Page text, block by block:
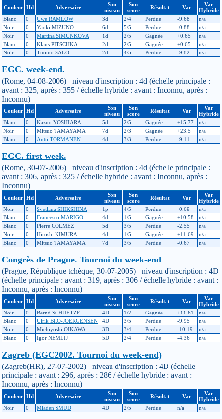
Couleur Hd Adversaire
Son
niveau
Son
score
Résultat Var
Var
Hybride
Blanc
0 Uwe RAMLOW 3d 2/4 Perdue -9.68
n/a
Noir
0 Yaoki MIZUNO 6d 5/5 Perdue -0.88
n/a
Noir
0 Martina SIMUNKOVA 1d 2/5 Gagnée +0.65
n/a
Blanc
0 Klaus PITSCHKA 2d 2/5 Gagnée +0.65
n/a
Noir
0 Tuomo SALO 2d 4/5 Perdue -9.82 n/a
EGC. week-end.
(Rome, 04-08-2006) niveau d'inscription : 4d (échelle principale :
avant : 325, après : 355 / échelle hybride : avant : Inconnu, après :
Inconnu)
Couleur Hd Adversaire
Son
niveau
Son
score
Résultat Var
Var
Hybride
Blanc
0 Kazuo YOSHIARA 5d 2/5 Gagnée +15.77
n/a
Noir
0 Mitsuo TAMAYAMA 7d 2/3 Gagnée +23.5
n/a
Blanc
0 Antti TORMANEN 4d 3/3 Perdue -9.11 n/a
EGC. first week.
(Rome, 30-07-2006) niveau d'inscription : 4d (échelle principale :
avant : 306, après : 325 / échelle hybride : avant : Inconnu, après :
Inconnu)
Couleur Hd Adversaire
Son
niveau
Son
score
Résultat Var
Var
Hybride
Noir
0 Svetlana SHIKSHINA 1p 4/5 Perdue -0.69
n/a
Blanc
0 Francesco MARIGO 4d 1/5 Gagnée +10.58
n/a
Blanc
0 Pierre COLMEZ 5d 3/5 Perdue -2.55
n/a
Noir
0 Hiroshi KIMURA 4d 1/5 Gagnée +11.69
n/a
Blanc
0 Mitsuo TAMAYAMA 7d 3/5 Perdue -0.67 n/a
Congrès de Prague. Tournoi du week-end
(Prague, République tchèque, 30-07-2005) niveau d'inscription : 4D
(échelle principale : avant : 319, après : 306 / échelle hybride : avant :
Inconnu, après : Inconnu)
Couleur Hd Adversaire
Son
niveau
Son
score
Résultat Var
Var
Hybride
Noir
0 Bernd SCHUETZE 4D 1/2 Gagnée +11.61
n/a
Blanc
0 Ulrik BRO-JOERGENSEN 4D 3/5 Perdue -9.95
n/a
Noir
0 Michiyoshi OIKAWA 3D 3/4 Perdue -10.19
n/a
Blanc
0 Igor NEMLIJ 5D 2/4 Perdue -4.36 n/a
Zagreb (EGC2002. Tournoi du week-end)
(Zagreb(HR), 27-07-2002) niveau d'inscription : 4D (échelle
principale : avant : 296, après : 286 / échelle hybride : avant :
Inconnu, après : Inconnu)
Couleur Hd Adversaire
Son
niveau
Son
score
Résultat Var
Var
Hybride
Noir
0 Mladen SMUD 4D 2/5 Perdue n/a n/a